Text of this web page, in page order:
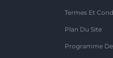
Termes Et
Plan Du Site
Programme